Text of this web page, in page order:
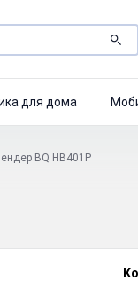
для дома
BQ HB401P